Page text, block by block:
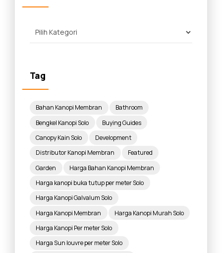
Tag
Bahan Kanopi Membran
Bathroom
Bengkel Kanopi Solo
Buying Guides
Canopy Kain Solo
Development
Distributor Kanopi Membran
Featured
Garden
Harga Bahan Kanopi Membran
Harga kanopi buka tutup per meter Solo
Harga Kanopi Galvalum Solo
Harga Kanopi Membran
Harga Kanopi Murah Solo
Harga Kanopi Per meter Solo
Harga Sun louvre per meter Solo